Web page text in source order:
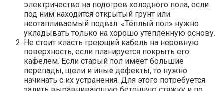
электричество на подогрев холодного пола, если
под ним находится открытый грунт или
неотапливаемый подвал. «Тёплый пол» нужно
укладывать только на хорошо утеплённую основу.
Не стоит класть греющий кабель на неровную
поверхность, если планируется покрыть его
кафелем. Если старый пол имеет большие
перепады, щели и иные дефекты, то нужно
начинать с их устранения. Для этого потребуется